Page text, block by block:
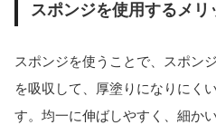
スポンジを使用するメリ
スポンジを使うことで、スポン
を吸収して、厚塗りになりにく
す。均一に伸ばしやすく、細か